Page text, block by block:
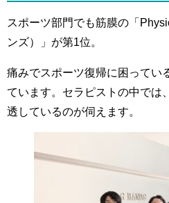
スポーツ部門でも筋膜の「
ンズ）」が第1位。
痛みでスポーツ復帰に困ってい
ています。セラピストの中では
透しているのが伺えます。